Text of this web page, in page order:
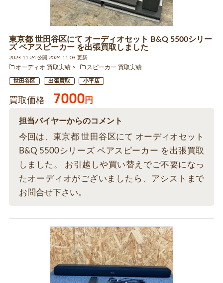
東京都 世田谷区にて オーディオセット B&Q 5500シリー
ズ ペアスピーカー を出張買取しました
2023.11.24 公開 2024.11.03 更新
オーディオ 買取実績
スピーカー 買取実績
世田谷区 出張買取 小平店
買取価格 7000円
担当バイヤーからのコメント
今回は、東京都 世田谷区にて オーディオセット
B&Q 5500シリーズ ペアスピーカー を出張買取
しました。 お引越しや買い替えでご不要になっ
たオーディオがございましたら、アシストまで
お問合せ下さい。